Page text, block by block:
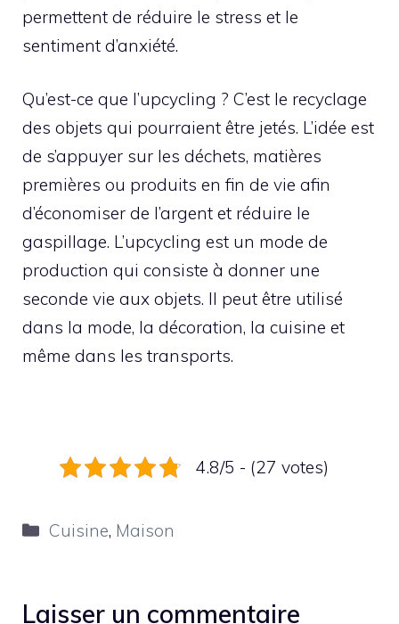
permettent de réduire le stress et le
sentiment d’anxiété.
Qu’est-ce que l’upcycling ? C’est le recyclage
des objets qui pourraient être jetés. L’idée est
de s’appuyer sur les déchets, matières
premières ou produits en fin de vie afin
d’économiser de l’argent et réduire le
gaspillage. L’upcycling est un mode de
production qui consiste à donner une
seconde vie aux objets. Il peut être utilisé
dans la mode, la décoration, la cuisine et
même dans les transports.
4.8/5 - (27 votes)
Catégories
Cuisine, Maison
Laisser un commentaire